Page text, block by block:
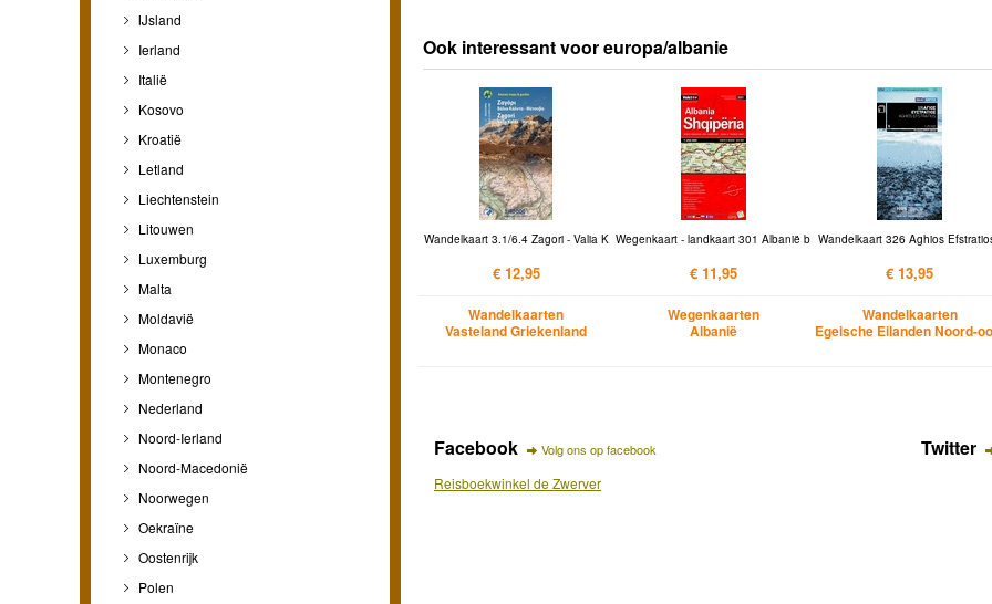
IJsland
Ierland
Italië
Kosovo
Kroatië
Letland
Liechtenstein
Litouwen
Luxemburg
Malta
Moldavië
Monaco
Montenegro
Nederland
Noord-Ierland
Noord-Macedonië
Noorwegen
Oekraïne
Oostenrijk
Polen
Ook interessant voor europa/albanie
Wandelkaart 3.1/6.4 Zagori - Valia K
€ 12,95
Wandelkaarten
Vasteland Griekenland
Wegenkaart - landkaart 301 Albanië b
€ 11,95
Wegenkaarten
Albanië
Wandelkaart 326 Aghios
€ 13,95
Wandelkaarten
Egeische Eilanden Noord-
Facebook Volg ons op facebook
Reisboekwinkel de Zwerver
Twitter